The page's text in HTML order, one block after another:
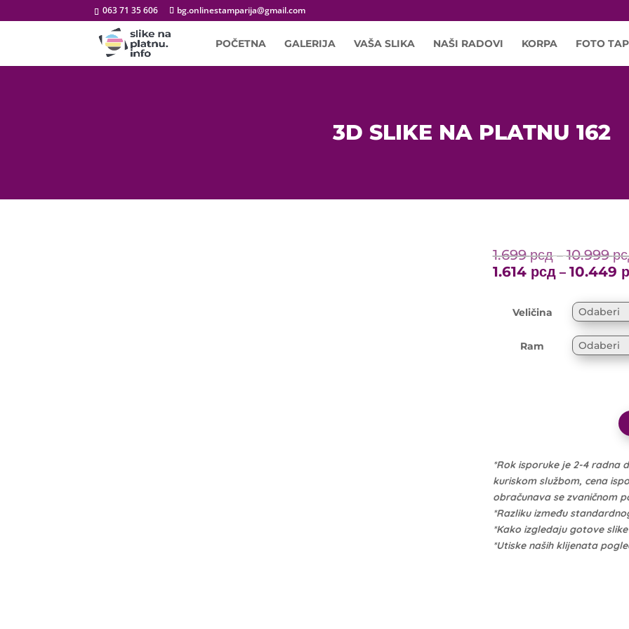
063 71 35 606 bg.onlinestamparija@gmail.com
POČETNA GALERIJA VAŠA SLIKA NAŠI RADOVI KORPA FOTO
3D SLIKE NA PLATNU 162
1.699рсд – 10.999
1.614 рсд – 10.449
Veličina
Ram
*Rok isporuke je 2-4 radna
kuriskom službom, cena
obračunava se zvaničnom
*Razliku između
*Kako izgledaju gotove
*Utiske naših klijenata